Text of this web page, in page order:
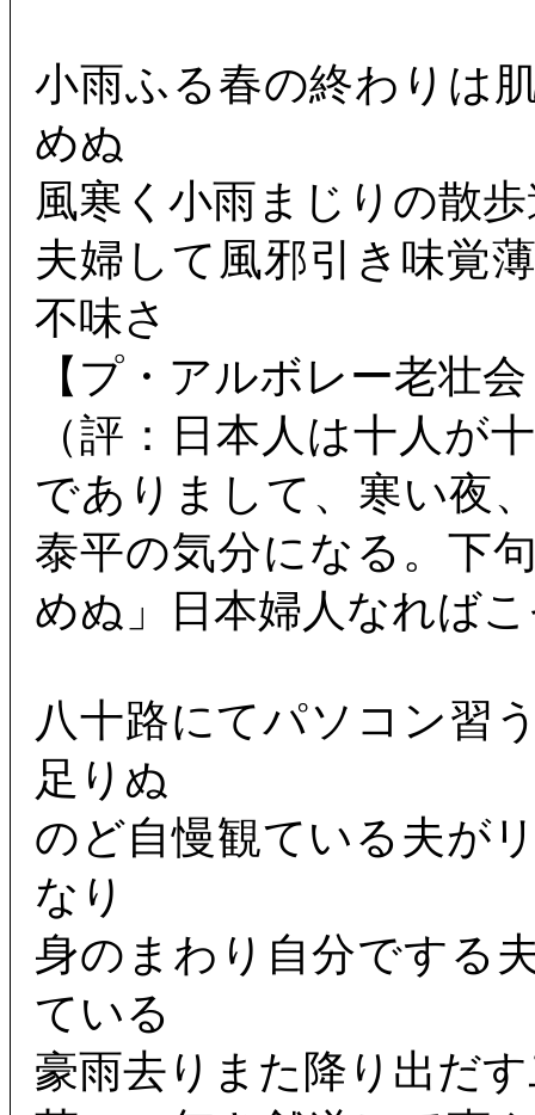
小雨ふる春の終わりは
めぬ
風寒く小雨まじりの散
夫婦して風邪引き味覚
不味さ
【プ・アルボレー老壮
（評：日本人は十人が
でありまして、寒い夜
泰平の気分になる。下
めぬ」日本婦人なれば
八十路にてパソコン習
足りぬ
のど自慢観ている夫が
なり
身のまわり自分でする
ている
豪雨去りまた降り出だ